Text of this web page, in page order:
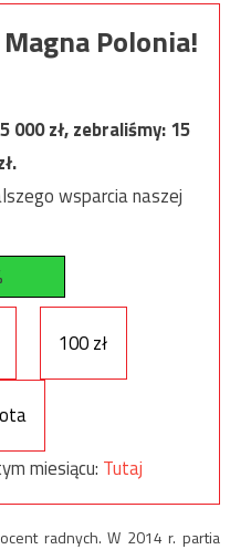
Polonia!
000zł, zebraliśmy:15
wsparcia naszej
100 zł
miesiącu: Tutaj
radnych. W 2014 r. partia